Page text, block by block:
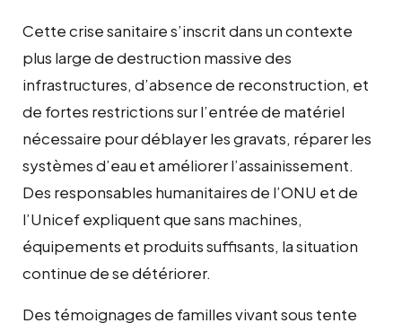
Cette crise sanitaire s’inscrit dans un contexte
plus large de destruction massive des
infrastructures, d’absence de reconstruction, et
de fortes restrictions sur l’entrée de matériel
nécessaire pour déblayer les gravats, réparer les
systèmes d’eau et améliorer l’assainissement.
Des responsables humanitaires de l’ONU et de
l’Unicef expliquent que sans machines,
équipements et produits suffisants, la situation
continue de se détériorer.
Des témoignages de familles vivant sous tente